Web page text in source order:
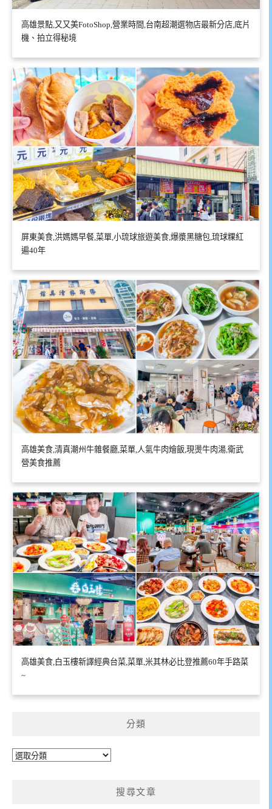
高雄景點,又又美FotoShop,營業時間,台南超潮選物店最新分店,底片
機、拍立得秘境
屏東美食,洪媽媽早餐,菜單,小琉球旅遊美食,爆漿黑糖包,琉球粿紅
遍40年
高雄美食,清真潮州牛雜餐廳,菜單,人氣牛肉燴飯,現燙牛肉湯,衛武
營美食推薦
高雄美食,白玉樓新譯經典台菜,菜單,米其林必比登推薦60年手路菜
~
分類
分
搜尋文章